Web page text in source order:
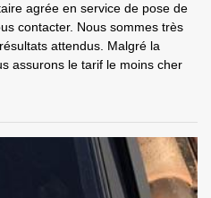
agrée en service de pose de
contacter. Nous sommes très
attendus. Malgré la
assurons le tarif le moins cher